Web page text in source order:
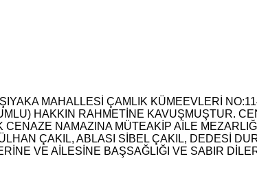
MAHALLESİ ÇAMLIK KÜMEEVLERİ
HAKKIN RAHMETİNE KAVUŞMUŞTUR.
NAMAZINA MÜTEAKİP AİLE
ÇAKIL, ABLASI SİBEL ÇAKIL, DEDESİ
VE AİLESİNE BAŞSAĞLIĞI VE SABIR